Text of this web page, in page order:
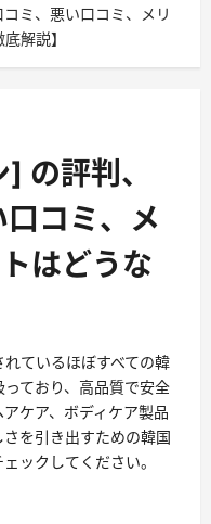
ミ、悪い口コミ、メリ
解説】
の評判、
コミ、メ
はどうな
ているほぼすべての韓
ており、高品質で安全
ケア、ボディケア製品
を引き出すための韓国
ックしてください。